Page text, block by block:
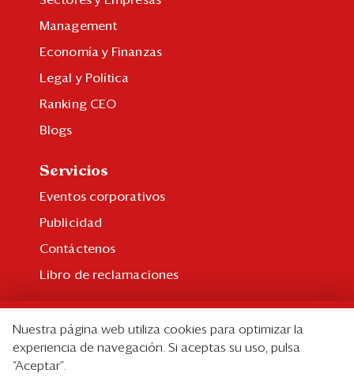
Management
Economía y Finanzas
Legal y Política
Ranking CEO
Blogs
Servicios
Eventos corporativos
Publicidad
Contáctenos
Libro de reclamaciones
Suscripción individual
Paquetes corporativos
Nuestra página web utiliza cookies para optimizar la
experiencia de navegación. Si aceptas su uso, pulsa
“Aceptar”.